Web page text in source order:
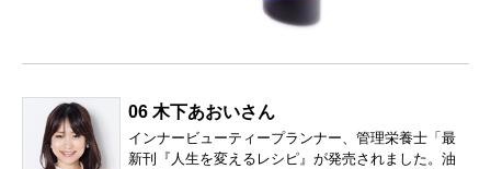
06 木下あおいさん
インナービューティープランナー、管理栄養士「最
新刊『人生を変えるレシピ』が発売されました。油